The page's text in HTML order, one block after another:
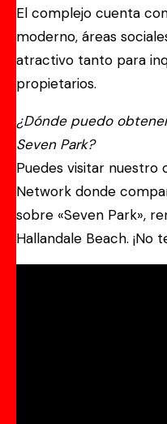
El complejo cuenta
moderno, áreas
atractivo tanto para
propietarios.
¿Dónde puedo
Seven Park?
Puedes visitar nuestro
Network donde
sobre «Seven Park»,
Hallandale Beach. ¡No